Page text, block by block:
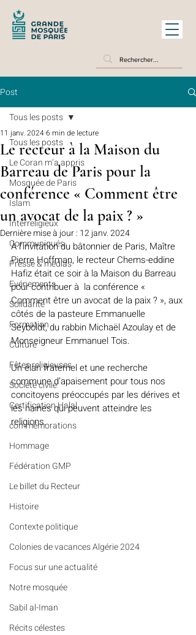
Post
Tous les posts
Le Coran m’a appris
Mosquée de Paris
Islam
Interreligieux
Communiqués
Presse & médias
Evénements
Solidarité
Formation
Culture
Fêtes religieuses
Société civile
Certification Halal
commémorations
Hommage
Fédération GMP
Le billet du Recteur
Histoire
Contexte politique
Colonies de vacances Algérie 2024
​​Focus sur une actualité
Notre mosquée
Sabil al-Iman
Récits célestes
Tous les posts
Le recteur à la Maison du
Barreau de Paris pour la
conférence « Comment être
un avocat de la paix ? »
11 janv. 20246 min de lecture
Dernière mise à jour : 12 janv. 2024
À l’invitation du bâtonnier de Paris, Maître
Pierre Hoffman, le recteur Chems-eddine
Hafiz était ce soir à la Maison du Barreau
pour contribuer à  la conférence «
Comment être un avocat de la paix ? », aux
côtés de la pasteure Emmanuelle
Seyboldt, du rabbin Michaël Azoulay et de
Monseigneur Emmanuel Tois.
Un élan fraternel et une recherche
commune d’apaisement pour tous nos
concitoyens préoccupés par les dérives et
les haines qui peuvent atteindre les
religions.